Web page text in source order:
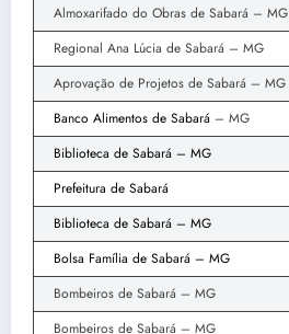
Almoxarifado do Obras de Sabará – MG
Regional Ana Lúcia de Sabará – MG
Aprovação de Projetos de Sabará – MG
Banco Alimentos de Sabará – MG
Biblioteca de Sabará – MG
Prefeitura de Sabará
Biblioteca de Sabará – MG
Bolsa Família de Sabará – MG
Bombeiros de Sabará – MG
Bombeiros de Sabará – MG